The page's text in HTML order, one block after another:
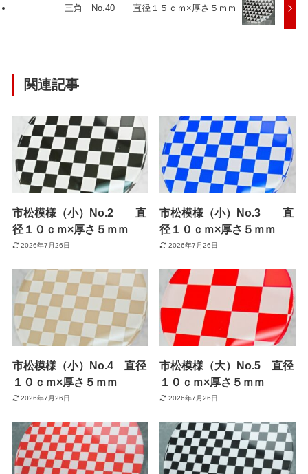
三角 No.40 直径１５ｃｍ×厚さ５ｍｍ
関連記事
市松模様（小）No.2 直
径１０ｃｍ×厚さ５ｍｍ
2026年7月26日
市松模様（小）No.3 直
径１０ｃｍ×厚さ５ｍｍ
2026年7月26日
市松模様（小）No.4 直径
１０ｃｍ×厚さ５ｍｍ
2026年7月26日
市松模様（大）No.5 直径
１０ｃｍ×厚さ５ｍｍ
2026年7月26日